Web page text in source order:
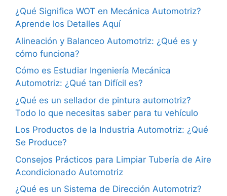
¿Qué Significa WOT en Mecánica Automotriz?
Aprende los Detalles Aquí
Alineación y Balanceo Automotriz: ¿Qué es y
cómo funciona?
Cómo es Estudiar Ingeniería Mecánica
Automotriz: ¿Qué tan Difícil es?
¿Qué es un sellador de pintura automotriz?
Todo lo que necesitas saber para tu vehículo
Los Productos de la Industria Automotriz: ¿Qué
Se Produce?
Consejos Prácticos para Limpiar Tubería de Aire
Acondicionado Automotriz
¿Qué es un Sistema de Dirección Automotriz?